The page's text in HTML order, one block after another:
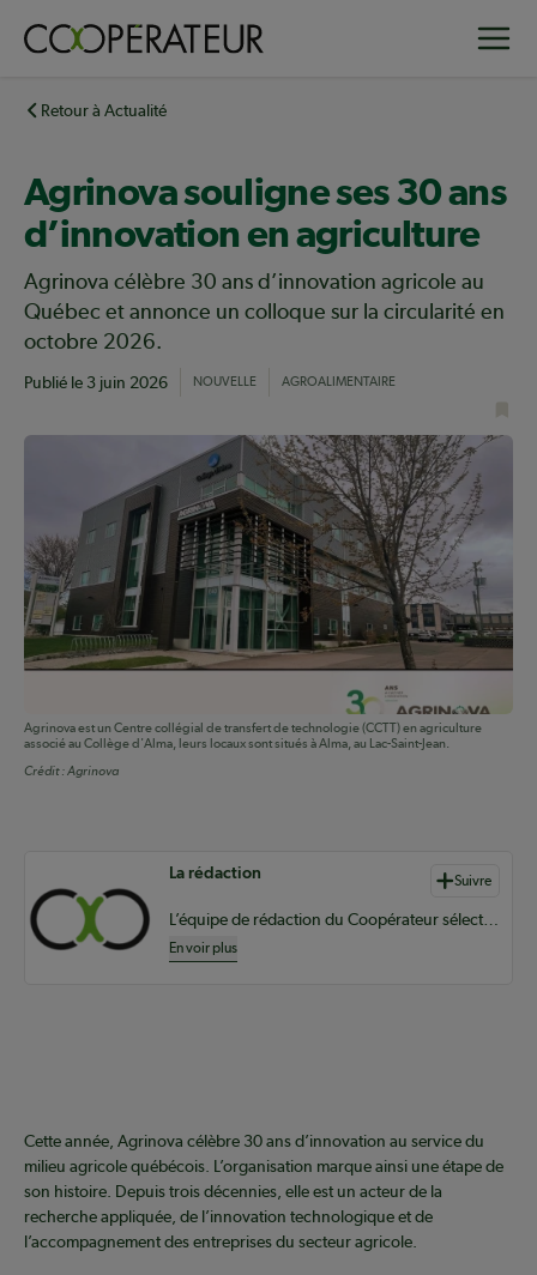
principalRetour à Actualité
Agrinova souligne ses 30 ans
d’innovation en agriculture
Agrinova célèbre 30 ans d’innovation agricole au
Québec et annonce un colloque sur la circularité en
octobre 2026.
Publié le 3 juin 2026 NOUVELLE AGROALIMENTAIRE
Agrinova est un Centre collégial de transfert de technologie (CCTT) en agriculture
associé au Collège d'Alma, leurs locaux sont situés à Alma, au Lac-Saint-Jean.
Crédit :Agrinova
Auteurs de contenu
La rédaction Suivre
L’équipe de rédaction du Coopérateur sélectionne du contenu pertinent à vos informations coopératives à l’échelle provinciale, nationale et internationale.
En voir plus
Cette année, Agrinova célèbre 30 ans d’innovation au service du
milieu agricole québécois. L’organisation marque ainsi une étape de
son histoire. Depuis trois décennies, elle est un acteur de la
recherche appliquée, de l’innovation technologique et de
l’accompagnement des entreprises du secteur agricole.